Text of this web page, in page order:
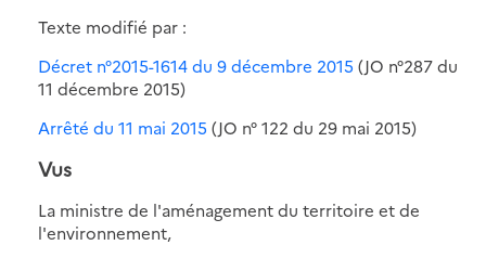
Texte modifié par :
Décret n°2015-1614 du 9 décembre 2015 (JO n°287 du
11 décembre 2015)
Arrêté du 11 mai 2015 (JO n° 122 du 29 mai 2015)
Vus
La ministre de l'aménagement du territoire et de
l'environnement,